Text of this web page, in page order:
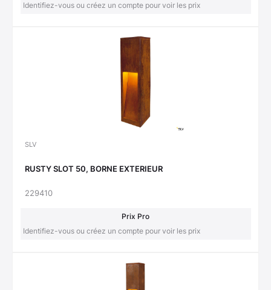
Identifiez-vous ou créez un compte pour voir les prix
SLV
RUSTY SLOT 50, BORNE EXTERIEUR
229410
Prix Pro
Identifiez-vous ou créez un compte pour voir les prix